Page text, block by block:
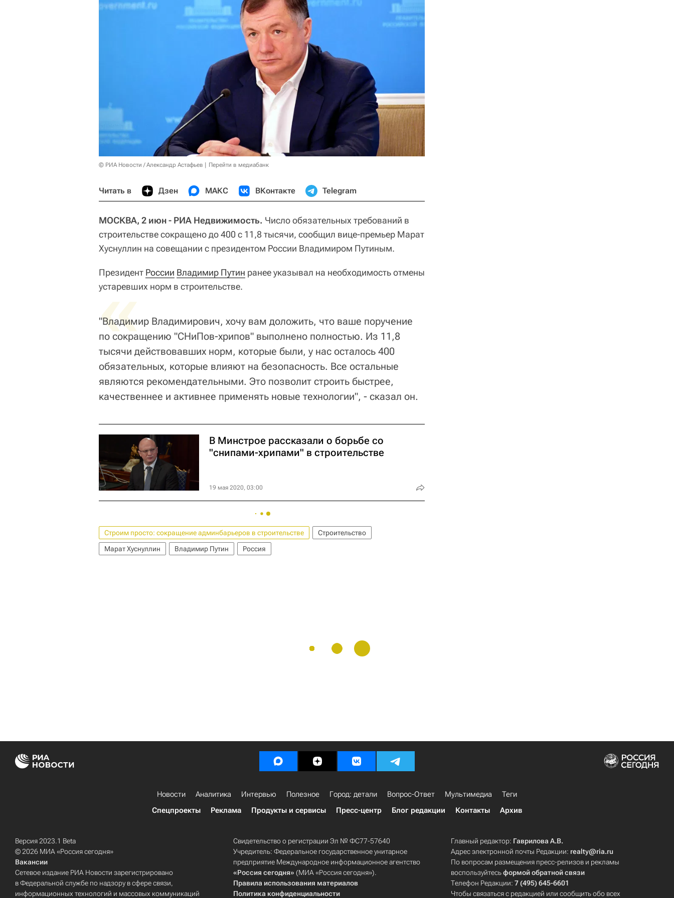
© РИА Новости / Александр Астафьев Перейти в медиабанк
Читать в Дзен МАКС ВКонтакте Telegram
МОСКВА, 2 июн - РИА Недвижимость. Число обязательных требований в
строительстве сокращено до 400 с 11,8 тысячи, сообщил вице-премьер Марат
Хуснуллин на совещании с президентом России Владимиром Путиным.
Президент России Владимир Путин ранее указывал на необходимость отмены
устаревших норм в строительстве.
«
"Владимир Владимирович, хочу вам доложить, что ваше поручение
по сокращению "СНиПов-хрипов" выполнено полностью. Из 11,8
тысячи действовавших норм, которые были, у нас осталось 400
обязательных, которые влияют на безопасность. Все остальные
являются рекомендательными. Это позволит строить быстрее,
качественнее и активнее применять новые технологии", - сказал он.
В Минстрое рассказали о борьбе со
"снипами-хрипами" в строительстве
19 мая 2020, 03:00
Строим просто: сокращение админбарьеров в строительстве
Строительство
Марат Хуснуллин
Владимир Путин Россия
Новости Аналитика Интервью Полезное Город: детали Вопрос-Ответ Мультимедиа
Теги
Спецпроекты
Реклама Продукты и сервисы Пресс-центр Блог редакции Контакты Архив
Версия 2023.1 Beta
© 2026 МИА «Россия сегодня»
Вакансии
Сетевое издание РИА Новости зарегистрировано
в Федеральной службе по надзору в сфере связи,
информационных технологий и массовых коммуникаций
Свидетельство о регистрации Эл № ФС77-57640
Учредитель: Федеральное государственное унитарное
предприятие Международное информационное агентство
«Россия сегодня» (МИА «Россия сегодня»).
Правила использования материалов
Политика конфиденциальности
Главный редактор: Гаврилова А.В.
Адрес электронной почты Редакции: realty@ria.ru
По вопросам размещения пресс-релизов и рекламы
воспользуйтесьформой обратной связи
Телефон Редакции:7 (495) 645-6601
Чтобы связаться с редакцией или сообщить обо всех